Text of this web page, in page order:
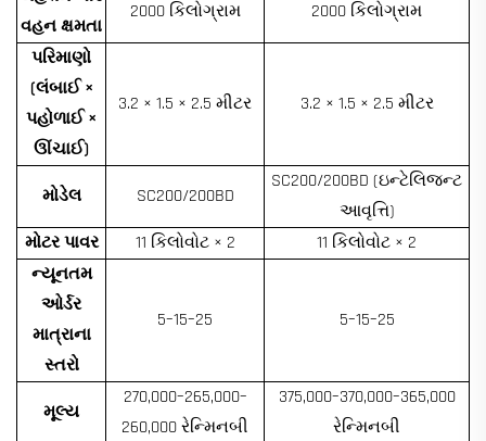
વહન ક્ષમતા
2000 કિલોગ્રામ 2000 કિલોગ્રામ
પરિમાણો
(લંબાઈ ×
પહોળાઈ ×
ઊંચાઈ)
3.2 × 1.5 × 2.5 મીટર 3.2 × 1.5 × 2.5 મીટર
મોડેલ SC200/200BD
SC200/200BD (ઇન્ટેલિજન્ટ
આવૃત્તિ)
મોટર પાવર
11 કિલોવોટ × 2
11 કિલોવોટ × 2
ન્યૂનતમ
ઓર્ડર
માત્રાના
સ્તરો
5–15–25 5–15–25
મૂલ્ય
270,000–265,000–
260,000 રેન્મિનબી
375,000–370,000–365,000
રેન્મિનબી